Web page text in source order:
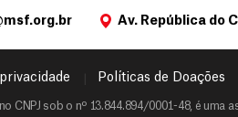
Av. República do
Políticas de Doações
CNPJ sob o nº 13.844.894/0001-48, é